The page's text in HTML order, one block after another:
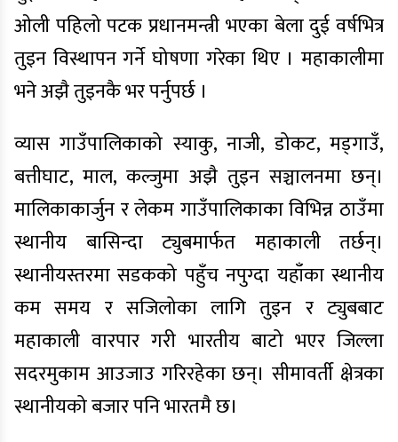
ओली पहिलो पटक प्रधानमन्त्री भएका बेला दुई वर्षभित्र
तुइन विस्थापन गर्ने घोषणा गरेका थिए । महाकालीमा
भने अझै तुइनकै भर पर्नुपर्छ ।
व्यास गाउँपालिकाको स्याकु, नाजी, डोकट, मड्गाउँ,
बत्तीघाट, माल, कल्जुमा अझै तुइन सञ्चालनमा छन्।
मालिकाकार्जुन र लेकम गाउँपालिकाका विभिन्न ठाउँमा
स्थानीय बासिन्दा ट्युबमार्फत महाकाली तर्छन्।
स्थानीयस्तरमा सडकको पहुँच नपुग्दा यहाँका स्थानीय
कम समय र सजिलोका लागि तुइन र ट्युबबाट
महाकाली वारपार गरी भारतीय बाटो भएर जिल्ला
सदरमुकाम आउजाउ गरिरहेका छन्। सीमावर्ती क्षेत्रका
स्थानीयको बजार पनि भारतमै छ।